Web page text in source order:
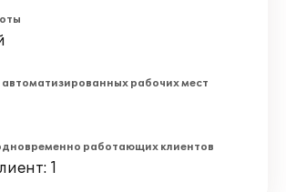
рабочих мест
работающих клиентов
1